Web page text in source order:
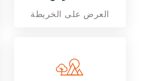
العرض على الخريطة